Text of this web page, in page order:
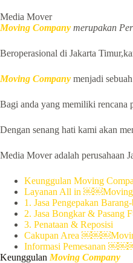
Media Mover
Moving Company merupakan
Beroperasional di Jakarta
Moving Company menjadi
Bagi anda yang memiliki rencana
Dengan senang hati kami akan
Media Mover adalah perusahaan
Keunggulan Moving
Layanan All in ￼￼Moving
1. Jasa Pengepakan
2. Jasa Bongkar & Pasang
3. Penataan & Reposisi
Cakupan Area
Informasi Pemesanan
Keunggulan Moving Company